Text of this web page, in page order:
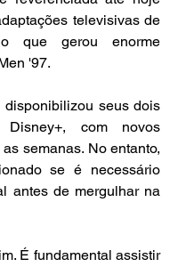
televisivas de
que gerou enorme
'97.
disponibilizou seus dois
com novos
semanas. No entanto,
se é necessário
antes de mergulhar na
É fundamental assistir